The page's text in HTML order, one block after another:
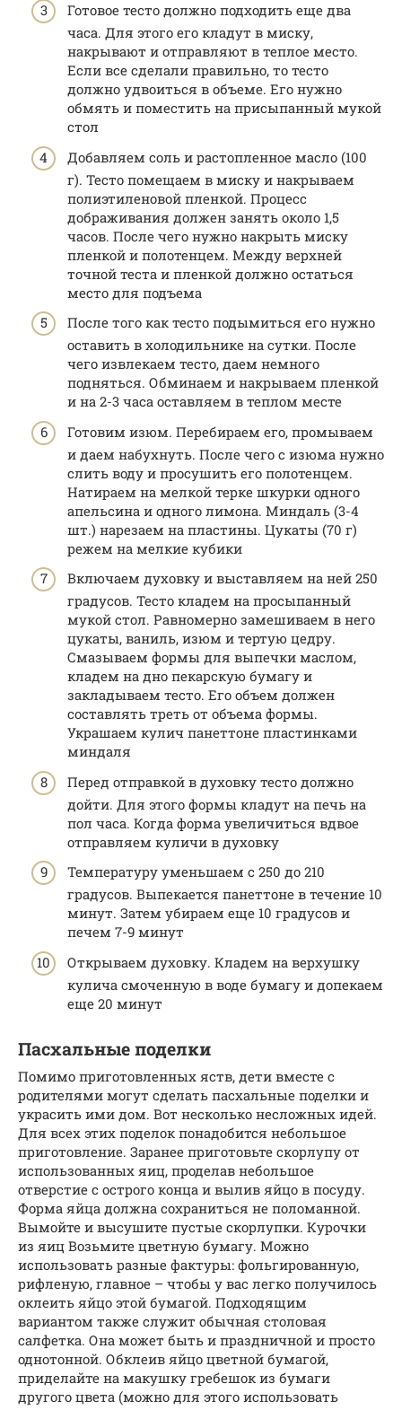
Готовое тесто должно подходить еще два
часа. Для этого его кладут в миску,
накрывают и отправляют в теплое место.
Если все сделали правильно, то тесто
должно удвоиться в объеме. Его нужно
обмять и поместить на присыпанный мукой
стол
Добавляем соль и растопленное масло (100
г). Тесто помещаем в миску и накрываем
полиэтиленовой пленкой. Процесс
дображивания должен занять около 1,5
часов. После чего нужно накрыть миску
пленкой и полотенцем. Между верхней
точной теста и пленкой должно остаться
место для подъема
После того как тесто подымиться его нужно
оставить в холодильнике на сутки. После
чего извлекаем тесто, даем немного
подняться. Обминаем и накрываем пленкой
и на 2-3 часа оставляем в теплом месте
Готовим изюм. Перебираем его, промываем
и даем набухнуть. После чего с изюма нужно
слить воду и просушить его полотенцем.
Натираем на мелкой терке шкурки одного
апельсина и одного лимона. Миндаль (3-4
шт.) нарезаем на пластины. Цукаты (70 г)
режем на мелкие кубики
Включаем духовку и выставляем на ней 250
градусов. Тесто кладем на просыпанный
мукой стол. Равномерно замешиваем в него
цукаты, ваниль, изюм и тертую цедру.
Смазываем формы для выпечки маслом,
кладем на дно пекарскую бумагу и
закладываем тесто. Его объем должен
составлять треть от объема формы.
Украшаем кулич панеттоне пластинками
миндаля
Перед отправкой в духовку тесто должно
дойти. Для этого формы кладут на печь на
пол часа. Когда форма увеличиться вдвое
отправляем куличи в духовку
Температуру уменьшаем с 250 до 210
градусов. Выпекается панеттоне в течение 10
минут. Затем убираем еще 10 градусов и
печем 7-9 минут
Открываем духовку. Кладем на верхушку
кулича смоченную в воде бумагу и допекаем
еще 20 минут
Пасхальные поделки
Помимо приготовленных яств, дети вместе с
родителями могут сделать пасхальные поделки и
украсить ими дом. Вот несколько несложных идей.
Для всех этих поделок понадобится небольшое
приготовление. Заранее приготовьте скорлупу от
использованных яиц, проделав небольшое
отверстие с острого конца и вылив яйцо в посуду.
Форма яйца должна сохраниться не поломанной.
Вымойте и высушите пустые скорлупки. Курочки
из яиц Возьмите цветную бумагу. Можно
использовать разные фактуры: фольгированную,
рифленую, главное – чтобы у вас легко получилось
оклеить яйцо этой бумагой. Подходящим
вариантом также служит обычная столовая
салфетка. Она может быть и праздничной и просто
однотонной. Обклеив яйцо цветной бумагой,
приделайте на макушку гребешок из бумаги
другого цвета (можно для этого использовать